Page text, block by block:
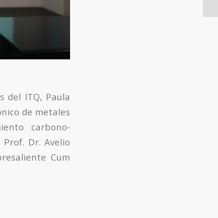
del ITQ, Paula
de metales
carbono-
Dr. Avelio
Cum